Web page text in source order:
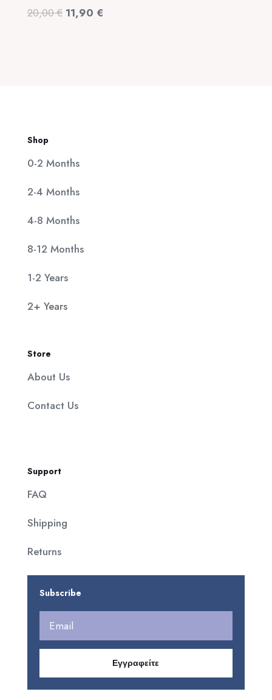
20,00€ Original
11,90 €
Shop
0-2 Months
2-4 Months
4-8 Months
8-12 Months
1-2 Years
2+ Years
Store
About Us
Contact Us
Support
FAQ
Shipping
Returns
Subscribe
Εγγραφείτε